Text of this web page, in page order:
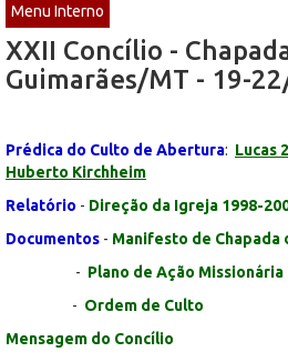
Menu Interno
XXII Concílio -
Guimarães/MT - 19-
Prédica do Culto de Abertura: Lucas
Huberto Kirchheim
Relatório - Direção da Igreja 1998-
Documentos - Manifesto de Chapada
- Plano de Ação Missionária
- Ordem de Culto
Mensagem do Concílio